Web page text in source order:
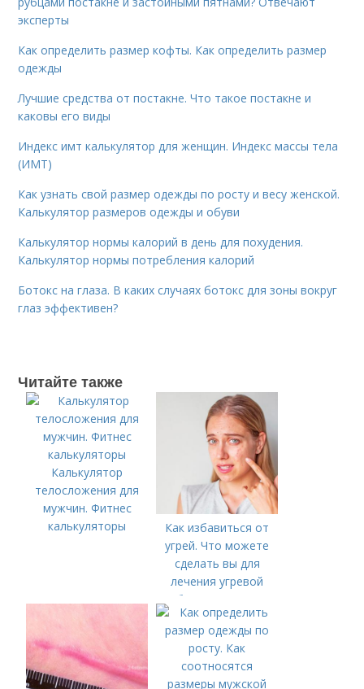
эксперты
Как определить размер кофты. Как определить размер
одежды
Лучшие средства от постакне. Что такое постакне и
каковы его виды
Индекс имт калькулятор для женщин. Индекс массы тела
(ИМТ)
Как узнать свой размер одежды по росту и весу женской.
Калькулятор размеров одежды и обуви
Калькулятор нормы калорий в день для похудения.
Калькулятор нормы потребления калорий
Ботокс на глаза. В каких случаях ботокс для зоны вокруг
глаз эффективен?
Читайте также
Калькулятор
телосложения для
мужчин. Фитнес
калькуляторы
Как избавиться от
угрей. Что можете
сделать вы для
лечения угревой
болезни (акне)